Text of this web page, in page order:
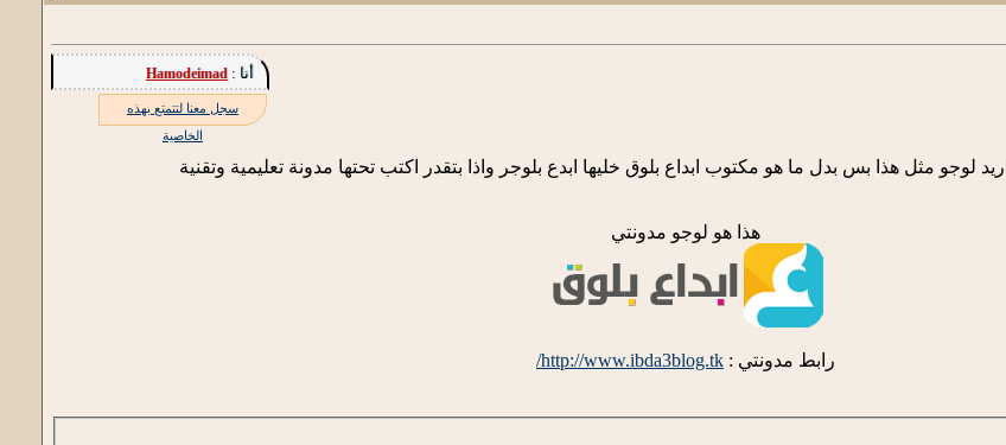
أنا :Hamodeimad
سجل معنا لتتمتع بهذه
الخاصية
اريد لوجو مثل هذا بس بدل ما هو مكتوب ابداع بلوق خليها ابدع بلوجر واذا بتقدر اكتب تحتها مدونة تعليمية وتقنية
هذا هو لوجو مدونتي
رابط مدونتي : http://www.ibda3blog.tk/